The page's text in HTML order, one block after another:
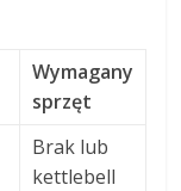
Wymagany
sprzęt
Brak lub
kettlebell